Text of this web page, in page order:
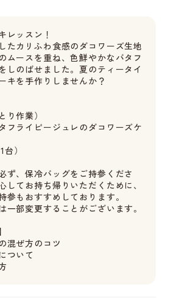
レッスン！
たカリふわ食感のダコワーズ生地
ムースを重ね、色鮮やかなバタフ
しのばせました。夏のティータイ
キを手作りしませんか？
り作業）
フライピージュレのダコワーズケ
）
ず、保冷バッグをご持参くださ
してお持ち帰りいただくために、
参もおすすめしております。
部変更することがございます。
混ぜ方のコツ
ついて